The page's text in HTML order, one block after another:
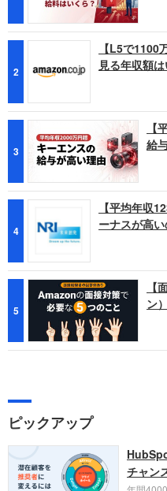
2
【L5で1100
見る年収額
3
【
給
4
【平均年収
ーナスが高
5
【
ン
ピックアップ
チャン